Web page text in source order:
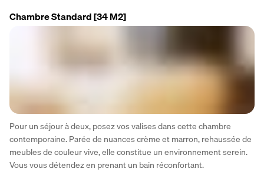
Chambre Standard[34 M2]
Pour un séjour à deux, posez vos valises dans cette chambre
contemporaine. Parée de nuances crème et marron, rehaussée de
meubles de couleur vive, elle constitue un environnement serein.
Vous vous détendez en prenant un bain réconfortant.